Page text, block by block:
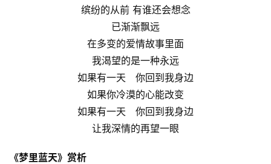
缤纷的从前 有谁还会想念
已渐渐飘远
在多变的爱情故事里面
我渴望的是一种永远
如果有一天　你回到我身边
如果你冷漠的心能改变
如果有一天　你回到我身边
让我深情的再望一眼
《梦里蓝天》赏析